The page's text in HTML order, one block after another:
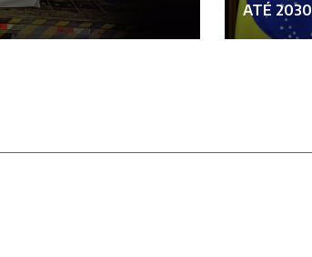
ATÉ 2030